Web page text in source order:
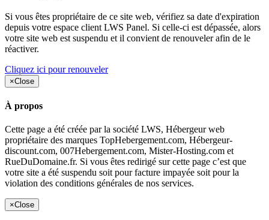
Si vous êtes propriétaire de ce site web, vérifiez sa date d'expiration
depuis votre espace client LWS Panel. Si celle-ci est dépassée, alors
votre site web est suspendu et il convient de renouveler afin de le
réactiver.
Cliquez ici pour renouveler
×Close
À propos
Cette page a été créée par la société LWS, Hébergeur web
propriétaire des marques TopHebergement.com, Hébergeur-
discount.com, 007Hebergement.com, Mister-Hosting.com et
RueDuDomaine.fr. Si vous êtes redirigé sur cette page c’est que
votre site a été suspendu soit pour facture impayée soit pour la
violation des conditions générales de nos services.
×Close